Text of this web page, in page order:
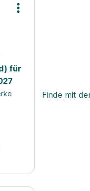
für
Finde mit